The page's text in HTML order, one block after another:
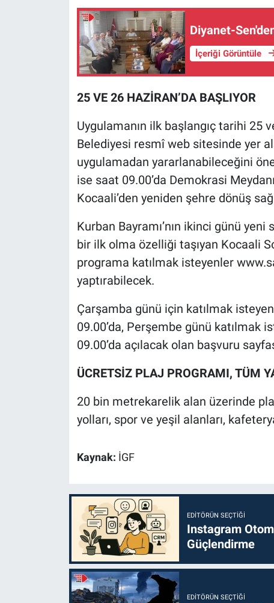
Diyanet-
İçeriği Görüntüle
25 VE 26 HAZİRAN’DA BAŞLIYOR
Uygulamanın ilk başlangıç tarihi 25
Belediyesi resmî web sitesinde yer
uygulamadan yararlanabileceğini
ise saat 09.00’da Demokrasi
Kocaali’den yeniden şehre dönüş
Kurban Bayramı’nın ikinci günü yeni
bir ilk olma özelliği taşıyan Kocaali
programa katılmak isteyenler
yaptırabilecek.
Çarşamba günü için katılmak
09.00’da, Perşembe günü katılmak
09.00’da açılacak olan başvuru
ÜCRETSİZ PLAJ PROGRAMI, TÜM
20 bin metrekarelik alan üzerinde
yolları, spor ve yeşil alanları,
Kaynak: İGF
EDITÖRÜN SEÇTIĞI
Instagram
Güçlendirme
EDITÖRÜN SEÇTIĞI